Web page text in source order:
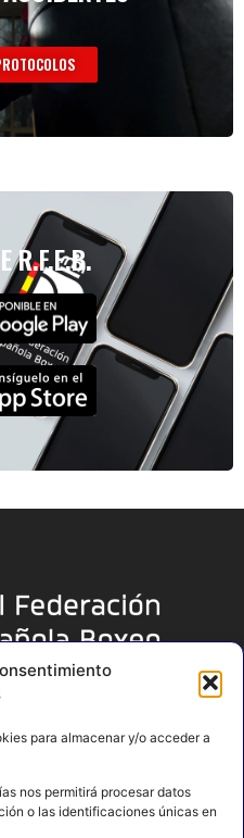
para almacenar y/o acceder a
nos permitirá procesar datos
o las identificaciones únicas en
R.F.E.B.